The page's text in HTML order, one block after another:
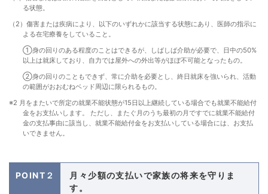
る状態。
（2）傷害または疾病により、以下のいずれかに該当する状態にあり、医師の指示に
よる在宅療養をしていること。
①身の回りのある程度のことはできるが、しばしば介助が必要で、日中の50%
以上は就床しており、自力では屋外への外出等がほぼ不可能となったもの。
②身の回りのこともできず、常に介助を必要とし、終日就床を強いられ、活動
の範囲がおおむねベッド周辺に限られるもの。
※2 月をまたいで所定の就業不能状態が15日以上継続している場合でも就業不能給付
金をお支払いします。 ただし、またぐ月のうち最初の月ですでに就業不能給付
金の支払事由に該当し、就業不能給付金をお支払いしている場合には、お支払
いできません。
POINT２
月々少額の支払いで家族の将来を守りま
す。